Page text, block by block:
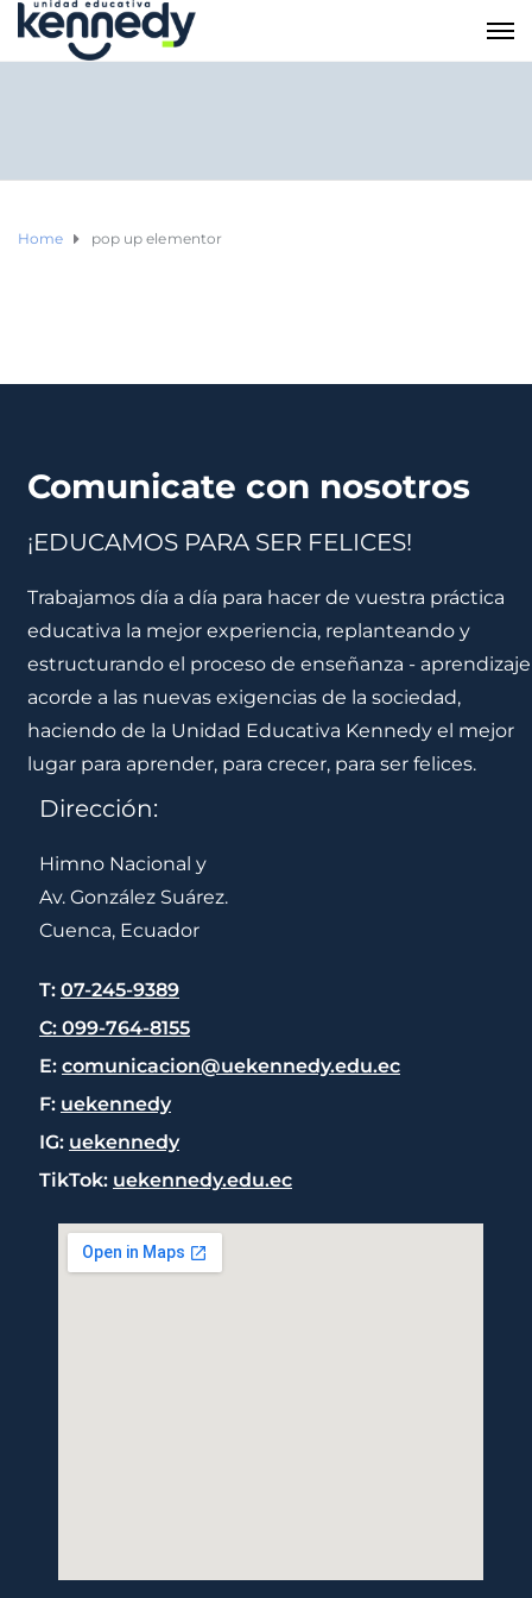
Home pop up elementor
Comunicate con nosotros
¡EDUCAMOS PARA SER FELICES!
Trabajamos día a día para hacer de vuestra práctica
educativa la mejor experiencia, replanteando y
estructurando el proceso de enseñanza - aprendizaje
acorde a las nuevas exigencias de la sociedad,
haciendo de la Unidad Educativa Kennedy el mejor
lugar para aprender, para crecer, para ser felices.
Dirección:
Himno Nacional y
Av. González Suárez.
Cuenca, Ecuador
T: 07-245-9389
C: 099-764-8155
E: comunicacion@uekennedy.edu.ec
F: uekennedy
IG: uekennedy
TikTok: uekennedy.edu.ec